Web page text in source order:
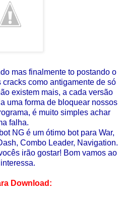
mas finalmente to postando o
cracks como antigamente de só
existem mais, a cada versão
uma forma de bloquear nossos
é muito simples achar
falha.
NG é um ótimo bot para War,
Combo Leader, Navigation.
irão gostar! Bom vamos ao
Download: